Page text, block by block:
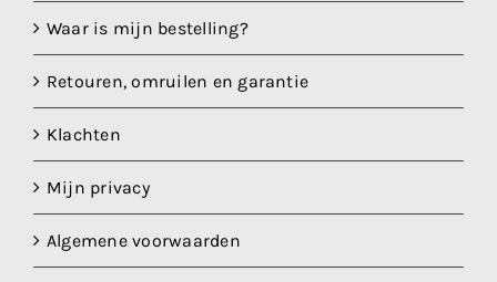
Waar is mijn bestelling?
Retouren, omruilen en garantie
Klachten
Mijn privacy
Algemene voorwaarden